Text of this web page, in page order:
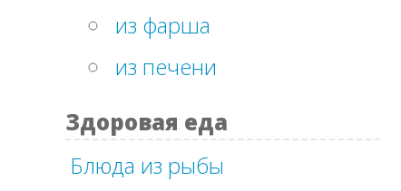
из фарша
из печени
Здоровая еда
Блюда из рыбы